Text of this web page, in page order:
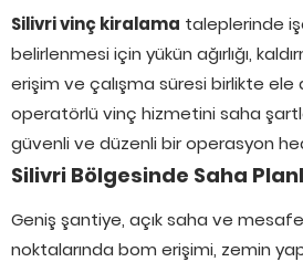
Silivri vinç kiralama taleplerinde
belirlenmesi için yükün ağırlığı,
erişim ve çalışma süresi birlikte ele
operatörlü vinç hizmetini saha
güvenli ve düzenli bir operasyon
Silivri Bölgesinde Saha
Geniş şantiye, açık saha ve
noktalarında bom erişimi, zemin